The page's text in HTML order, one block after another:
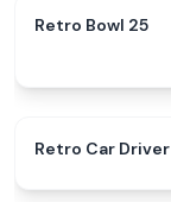
Retro Bowl 25
Retro Car Driver